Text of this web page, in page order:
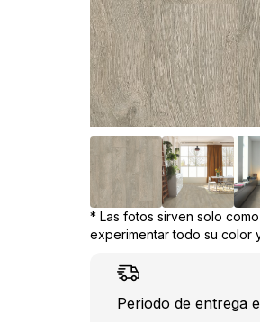
* Las fotos sirven solo
experimentar todo su color
Periodo de entrega